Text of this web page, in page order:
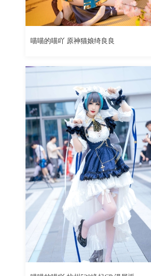
523 阅读 0
魅丝社
919 阅读 0
喵喵的喵吖 原神猫娘绮良良